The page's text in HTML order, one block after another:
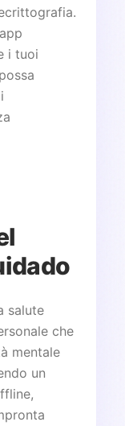
i tuoi
salute
che
mentale
un